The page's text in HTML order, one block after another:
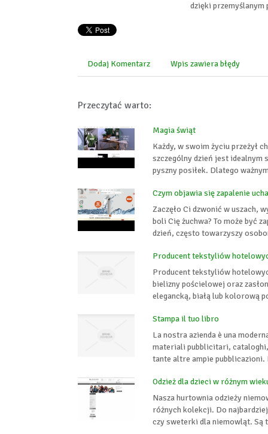
dzięki przemyślanym
Dodaj Komentarz Wpis zawiera błędy
Przeczytać warto:
Magia świąt
Każdy, w swoim życiu przeżył
szczególny dzień jest idealnym
pyszny posiłek. Dlatego
Czym objawia się zapalenie ucha
Zaczęło Ci dzwonić w uszach,
boli Cię żuchwa? To może być
dzień, często towarzyszy
Producent tekstyliów
Producent tekstyliów
bielizny pościelowej oraz
elegancką, białą lub kolorową
Stampa il tuo libro
La nostra azienda è una
materiali pubblicitari,
tante altre ampie
Odzież dla dzieci w różnym
Nasza hurtownia odzieży
różnych kolekcji. Do
czy sweterki dla niemowląt. Są